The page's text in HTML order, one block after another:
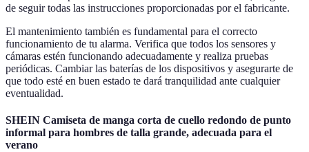
de seguir todas las instrucciones proporcionadas por el fabricante.
El mantenimiento también es fundamental para el correcto
funcionamiento de tu alarma. Verifica que todos los sensores y
cámaras estén funcionando adecuadamente y realiza pruebas
periódicas. Cambiar las baterías de los dispositivos y asegurarte de
que todo esté en buen estado te dará tranquilidad ante cualquier
eventualidad.
SHEIN Camiseta de manga corta de cuello redondo de punto
informal para hombres de talla grande, adecuada para el
verano